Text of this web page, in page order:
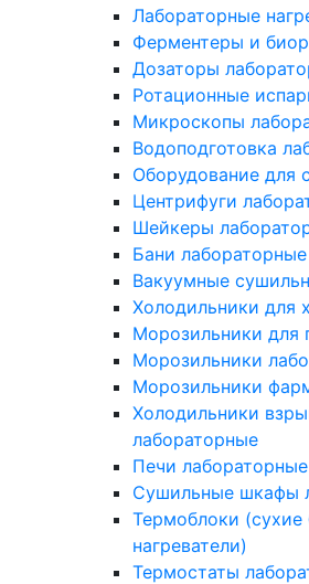
Лабораторные
Ферментеры и
Дозаторы
Ротационные
Микроскопы
Водоподготовка
Оборудование для
Центрифуги
Шейкеры
Бани лабораторные
Вакуумные
Холодильники для
Морозильники для
Морозильники
Морозильники
Холодильники
лабораторные
Печи лабораторные
Сушильные шкафы
Термоблоки (сухие
нагреватели)
Термостаты